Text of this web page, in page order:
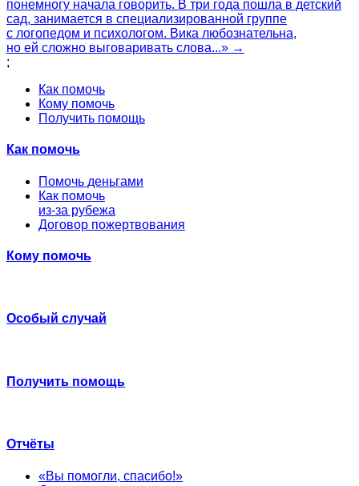
понемногу начала говорить. В три года пошла в детский
сад, занимается в специализированной группе
с логопедом и психологом. Вика любознательна,
но ей сложно выговаривать слова...» →
;
Как помочь
Кому помочь
Получить помощь
Как помочь
Помочь деньгами
Как помочь
из-за рубежа
Договор пожертвования
Кому помочь
Особый случай
Получить помощь
Отчёты
«Вы помогли, спасибо!»